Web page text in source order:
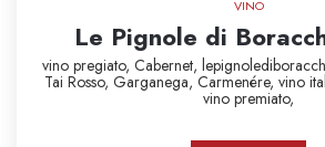
VINO
Le Pignole di
vino pregiato, Cabernet,
Tai Rosso, Garganega, Carmenére, vino
vino premiato,